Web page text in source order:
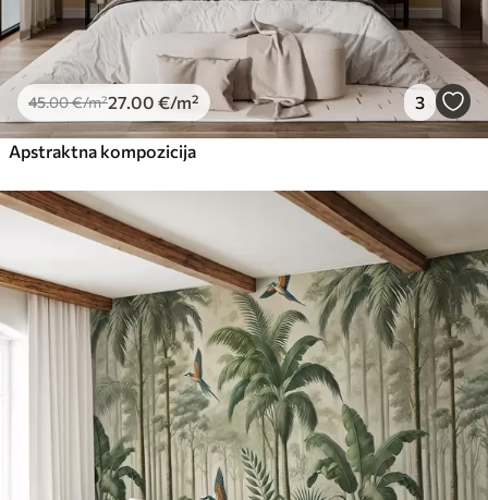
45.00€/m²27 .00 €/m² 3
Apstraktna kompozicija